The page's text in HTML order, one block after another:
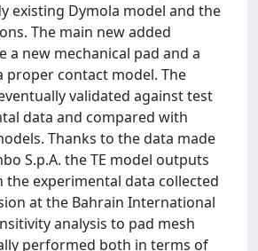
existing Dymola model and the
The main new added
a new mechanical pad and a
proper contact model. The
validated against test
data and compared with
Thanks to the data made
S.p.A. the TE model outputs
the experimental data collected
at the Bahrain International
analysis to pad mesh
performed both in terms of